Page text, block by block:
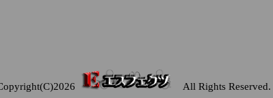
All Rights Reserved.